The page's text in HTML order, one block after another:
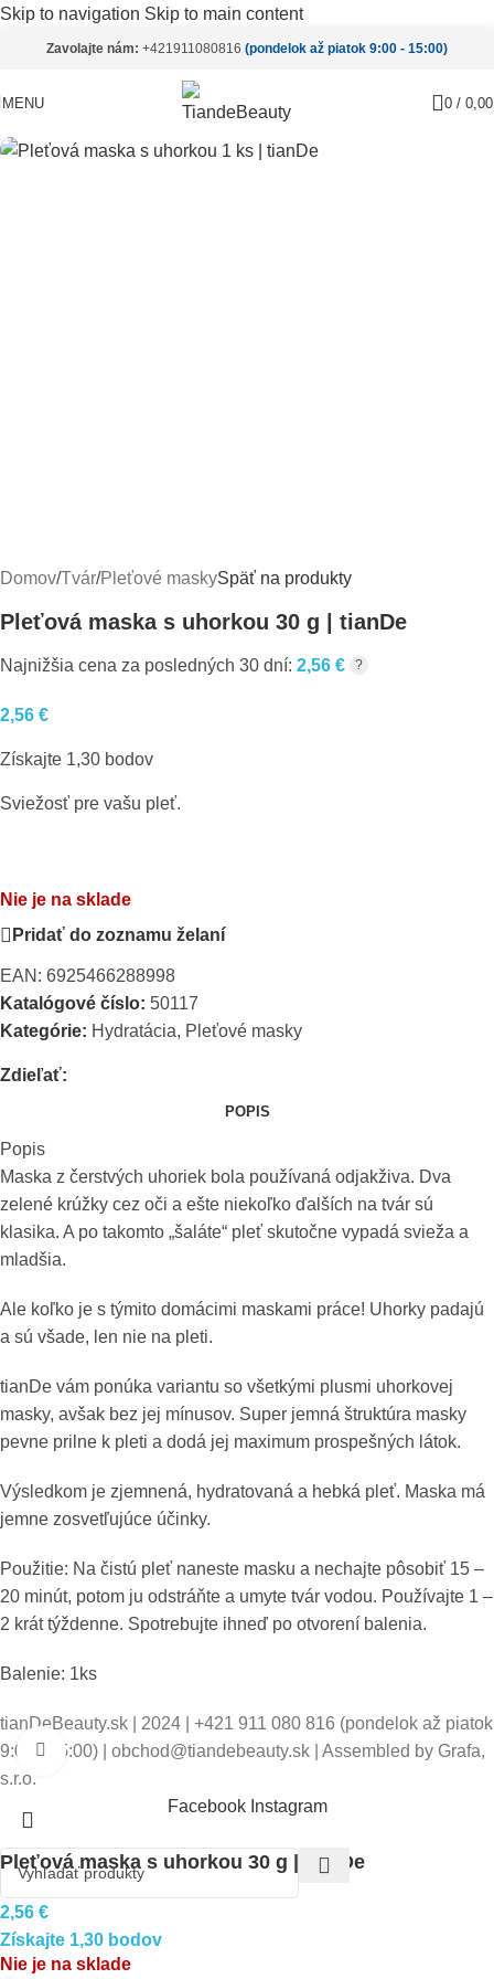
Skip to navigation Skip to main content
Zavolajte nám: +421911080816 (pondelok až piatok 9:00 - 15:00)
MENU 0 /
Vypredané
Pre zväčšenie kliknite
Domov/Tvár/Pleťové maskySpäť na produkty
Pleťová maska s uhorkou 30 g | tianDe
Najnižšia cena za posledných 30 dní: 2,56 € ?
2,56 €
Získajte 1,30 bodov
Sviežosť pre vašu pleť.
Nie je na sklade
Pridať do zoznamu želaní
EAN: 6925466288998
Katalógové číslo: 50117
Kategórie: Hydratácia, Pleťové masky
Zdieľať:
POPIS
Popis
Maska z čerstvých uhoriek bola používaná odjakživa. Dva
zelené krúžky cez oči a ešte niekoľko ďalších na tvár sú
klasika. A po takomto „šaláte“ pleť skutočne vypadá svieža a
mladšia.
Ale koľko je s týmito domácimi maskami práce! Uhorky padajú
a sú všade, len nie na pleti.
tianDe vám ponúka variantu so všetkými plusmi uhorkovej
masky, avšak bez jej mínusov. Super jemná štruktúra masky
pevne prilne k pleti a dodá jej maximum prospešných látok.
Výsledkom je zjemnená, hydratovaná a hebká pleť. Maska má
jemne zosvetľujúce účinky.
Použitie: Na čistú pleť naneste masku a nechajte pôsobiť 15 –
20 minút, potom ju odstráňte a umyte tvár vodou. Používajte 1 –
2 krát týždenne. Spotrebujte ihneď po otvorení balenia.
Balenie: 1ks
tianDeBeauty.sk | 2024 | +421 911 080 816 (pondelok až piatok
9:00 - 15:00) | obchod@tiandebeauty.sk | Assembled by Grafa,
s.r.o.
Facebook Instagram
Pleťová maska s uhorkou 30 g | tianDe
2,56 €
Získajte 1,30 bodov
Nie je na sklade